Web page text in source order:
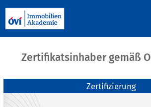
Zertifikatsinhaber gemäß
Zertifizierung